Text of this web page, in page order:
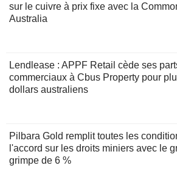
sur le cuivre à prix fixe avec la
Australia
Lendlease : APPF Retail cède ses
commerciaux à Cbus Property pour
dollars australiens
Pilbara Gold remplit toutes les
l'accord sur les droits miniers avec le
grimpe de 6 %